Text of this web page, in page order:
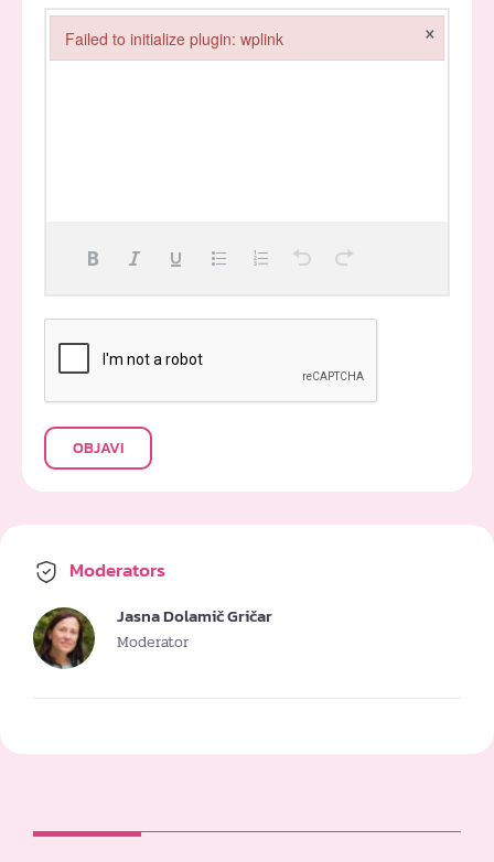
OBJAVI
Moderators
Jasna Dolamič Gričar
Moderator
Failed to initialize plugin: wplink ×
Failed to initialize plugin: wplink